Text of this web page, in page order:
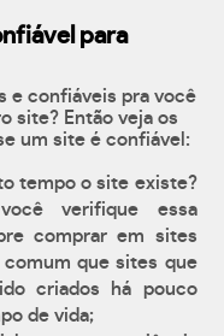
para
e confiáveis pra você
site? Então veja os
um site é confiável:
tempo o site existe?
verifique essa
comprar em sites
que sites que
criados há pouco
de vida;